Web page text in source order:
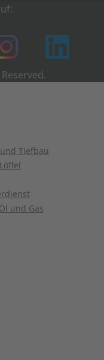
Tiefbau
und Gas